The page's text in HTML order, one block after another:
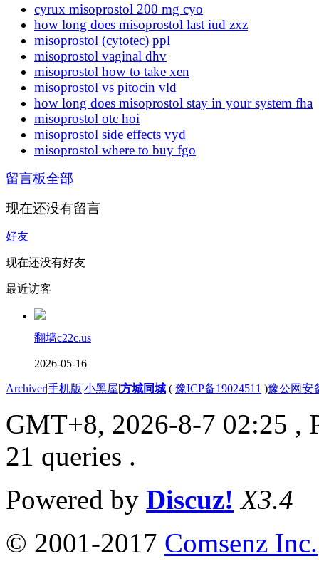
cyrux misoprostol 200 mg cyo
how long does misoprostol last iud zxz
misoprostol (cytotec) ppl
misoprostol vaginal dhv
misoprostol how to take xen
misoprostol vs pitocin vld
how long does misoprostol stay in your system fha
misoprostol otc hoi
misoprostol side effects vyd
misoprostol where to buy fgo
留言板全部
现在还没有留言
好友
现在还没有好友
最近访客
翻墙c22c.us
2026-05-16
Archiver|手机版|小黑屋|方城同城 ( 豫ICP备19024511 )豫公网安
GMT+8, 2026-8-7 02:25 ,
21 queries .
Powered by Discuz! X3.4
© 2001-2017 Comsenz Inc.